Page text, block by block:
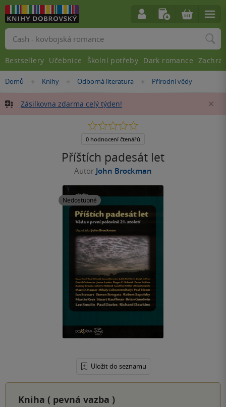
Nacházíte
zde:
Domů »
Knihy »
Odborná literatura »Přírodní vědy
Zásilkovna zdarma celý týden!
Příštích padesát let
Autor John Brockman
Nedostupné
Uložit do seznamu
0.0
5
0 hodnocení čtenářů
Kniha ( pevná vazba )
Vyhledávání
Bestsellery Učebnice Školní potřeby Dark romance